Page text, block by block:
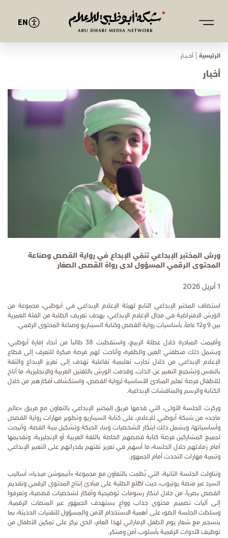
EN
الرئيسية ﺄﺧـــﺒـــﺎر
أخبار
ورش المختبر الإبداعي تنمّي الإبداع في رواية القصص وصناعة
المحتوى الرقمي المسؤول لدى رواة القصص الصغار
1 أبريل 2026
استضاف المختبر الإبداعي التابع لهيئة الإعلام الإبداعي في أبوظبي، مجموعة من
الورش الافتراضية في مجال الإعلام الإبداعي، بهدف تعريف الطلبة من الفئة العمرية
بين 9 و12 عاماً، بأساسيات رواية القصص وكتابة السيناريو وصناعة المحتوى الرقمي.
وأقيمت المبادرة خلال عطلة الربيع، واستقطبت 38 طالباً من أنحاء إمارة أبوظبي،
ويشمل ذلك منطقتي العين والظفرة، وأتاحت لهم فرصة مبكرة للتعرف إلى قطاع
الإعلام الإبداعي من خلال تجارب تعليمية تفاعلية تهدف إلى تعزيز الإبداع والثقة
بالنفس وتشجيع التعبير عن الذات. وقدمت الورش باللغتين العربية والإنجليزية، ما أتاح
للأطفال فرصة تعلم المبادئ الأساسية لرواية القصص، واستكشاف أفكارهم من خلال
الكتابة والرسم والمناقشات الإبداعية.
وركزت الجلسة الأولى، التي قدمها فريق المختبر الإبداعي بالتعاون مع فريق «عالم
ماجد» من شبكة أبوظبي للإعلام، على كتابة السيناريو وتطوير مهارات رواية القصص
وأساسياتها، ويشمل ذلك ابتكار الشخصيات وبناء الحبكة وتشكيل بنية القصة. وأتيحت
لجميع المشاركين فرصة كتابة قصصهم الخاصة باللغة العربية أو الإنجليزية، وتقديمها
أمام زملائهم خلال الجلسة، ما أسهم في تعزيز ثقتهم بقدراتهم على التعبير الإبداعي
وتنمية مهارات التحدث أمام الجمهور.
وتناولت الجلسة الثانية، التي نُظمت بالتعاون مع مجموعة «أنيموشن ميديا»، أساليب
السرد عبر منصة يوتيوب، حيث اطّلع الطلبة على مبادئ إنتاج المحتوى الرقمي وتقديم
القصص بصرياً، من خلال ابتكار رسومات توضيحية وأفكار لشخصيات قصصية، وتعرفوا
إلى آليات تصميم محتوى جذاب وواعٍ يستهدف الجمهور عبر المنصات الرقمية.
وسلطت الجلسة الضوء على أهمية الاستخدام الآمن والمسؤول للتقنيات الحديثة، بما
ينسجم مع شعار يوم الطفل الإماراتي لهذا العام، الذي يركز على تمكين الأطفال من
توظيف الأدوات الرقمية بأسلوب آمن ومبتكر.